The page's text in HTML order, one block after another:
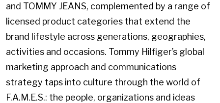
and TOMMY JEANS, complemented by a range of
licensed product categories that extend the
brand lifestyle across generations, geographies,
activities and occasions. Tommy Hilfiger’s global
marketing approach and communications
strategy taps into culture through the world of
F.A.M.E.S.: the people, organizations and ideas